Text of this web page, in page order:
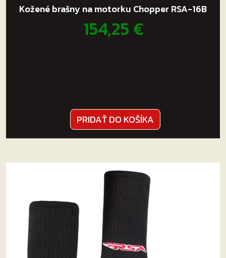
Kožené brašny na motorku Chopper RSA-16B
154,25€
PRIDAŤ DO KOŠÍKA